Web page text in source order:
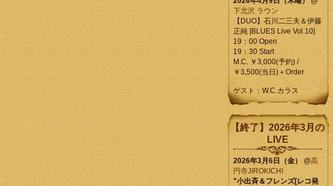
下北沢 ラウン
【DUO】石川二三夫＆伊藤
正純 [BLUES Live Vol.10]
19：00 Open
19：30 Start
M.C. ￥3,000(予約) /
￥3,500(当日)＋Order
ゲスト：W.C.カラス
【終了】2026年3月の
LIVE
2026年3月6日（金） @高
円寺JIROKICHI
"小出斉＆フレンズ[レコ発